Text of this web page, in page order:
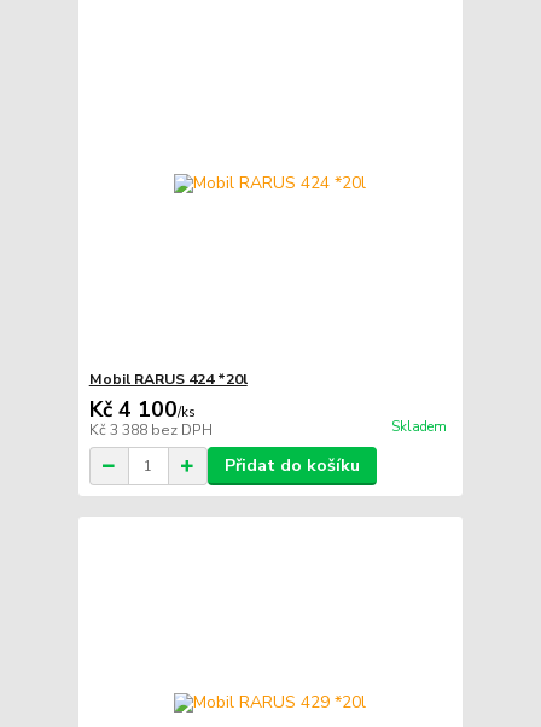
Mobil RARUS 424 *20l
Kč 4 100/ks
Kč 3 388 bez DPH Skladem
Přidat do košíku